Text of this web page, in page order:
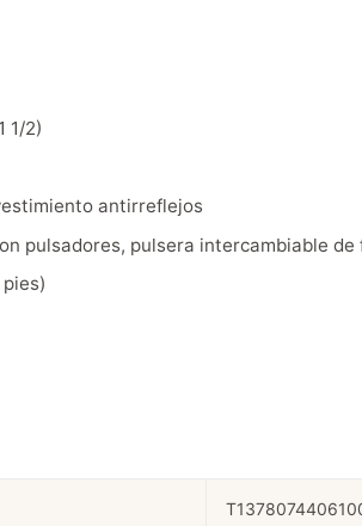
1/2)
antirreflejos
pulsadores, pulsera intercambiable